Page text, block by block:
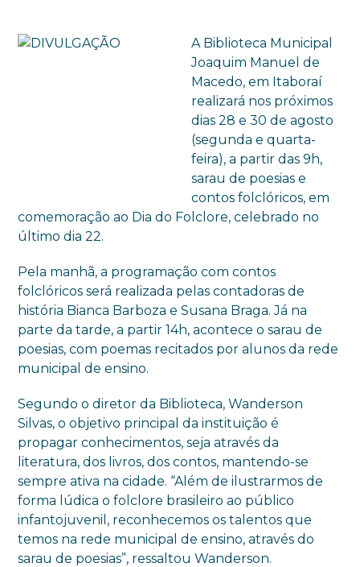
A Biblioteca Municipal
Joaquim Manuel de
Macedo, em Itaboraí
realizará nos próximos
dias 28 e 30 de agosto
(segunda e quarta-
feira), a partir das 9h,
sarau de poesias e
contos folclóricos, em
comemoração ao Dia do Folclore, celebrado no
último dia 22.
Pela manhã, a programação com contos
folclóricos será realizada pelas contadoras de
história Bianca Barboza e Susana Braga. Já na
parte da tarde, a partir 14h, acontece o sarau de
poesias, com poemas recitados por alunos da rede
municipal de ensino.
Segundo o diretor da Biblioteca, Wanderson
Silvas, o objetivo principal da instituição é
propagar conhecimentos, seja através da
literatura, dos livros, dos contos, mantendo-se
sempre ativa na cidade. “Além de ilustrarmos de
forma lúdica o folclore brasileiro ao público
infantojuvenil, reconhecemos os talentos que
temos na rede municipal de ensino, através do
sarau de poesias”, ressaltou Wanderson.